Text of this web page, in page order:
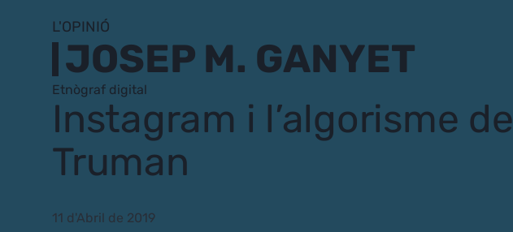
L'OPINIÓ
JOSEP M. GANYET
Etnògraf digital
Instagram i l’algorisme de
Truman
11 d'Abril de 2019